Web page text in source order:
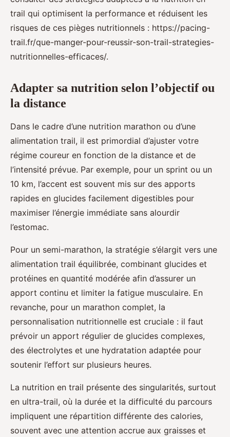
trail qui optimisent la performance et réduisent les
risques de ces pièges nutritionnels : https://pacing-
trail.fr/que-manger-pour-reussir-son-trail-strategies-
nutritionnelles-efficaces/.
Adapter sa nutrition selon l’objectif ou
la distance
Dans le cadre d’une nutrition marathon ou d’une
alimentation trail, il est primordial d’ajuster votre
régime coureur en fonction de la distance et de
l’intensité prévue. Par exemple, pour un sprint ou un
10 km, l’accent est souvent mis sur des apports
rapides en glucides facilement digestibles pour
maximiser l’énergie immédiate sans alourdir
l’estomac.
Pour un semi-marathon, la stratégie s’élargit vers une
alimentation trail équilibrée, combinant glucides et
protéines en quantité modérée afin d’assurer un
apport continu et limiter la fatigue musculaire. En
revanche, pour un marathon complet, la
personnalisation nutritionnelle est cruciale : il faut
prévoir un apport régulier de glucides complexes,
des électrolytes et une hydratation adaptée pour
soutenir l’effort sur plusieurs heures.
La nutrition en trail présente des singularités, surtout
en ultra-trail, où la durée et la difficulté du parcours
impliquent une répartition différente des calories,
souvent avec une attention accrue aux graisses et